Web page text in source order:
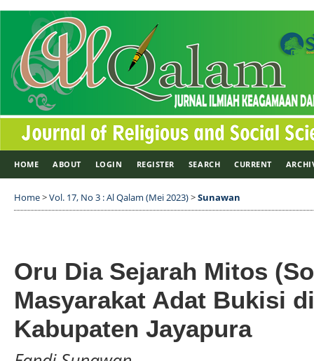
HOME ABOUT LOGIN REGISTER SEARCH CURRENT
Home>Vol. 17, No 3 : Al Qalam (Mei 2023)>Sunawan
Oru Dia Sejarah Mitos
Masyarakat Adat Bukisi
Kabupaten Jayapura